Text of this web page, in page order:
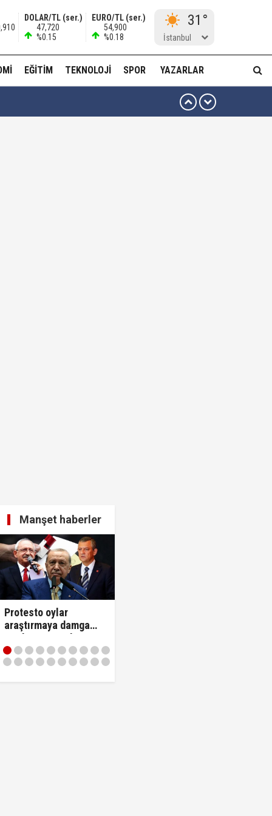
DOLAR/TL (ser.)
47,720
%0.15
EURO/TL (ser.)
54,900
%0.18
31°
İstanbul
EĞITIM TEKNOLOJI SPOR YAZARLAR
oradan alırım…'
düzenli para göndermiş!
edilmeye razıyım'
Hür Ağbaba gözaltında!
dikkat çekti!
Manşet haberler
Protesto oylar
araştırmaya damga
vurdu… Son ankette
YENİ Parti'nin
sıralaması dikkat